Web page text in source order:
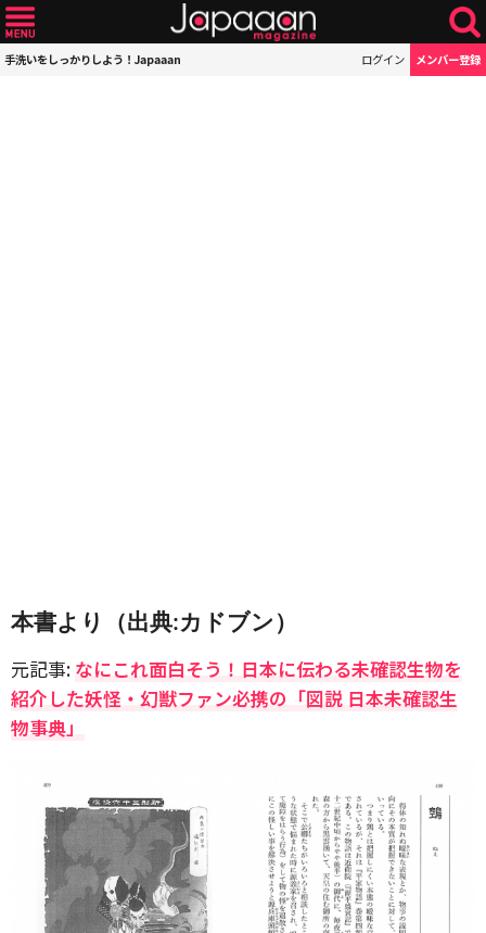
手洗いをしっかりしよう！Japaaan ログイン メンバー登録
本書より（出典:カドブン）
元記事: なにこれ面白そう！日本に伝わる未確認生物を
紹介した妖怪・幻獣ファン必携の「図説 日本未確認生
物事典」